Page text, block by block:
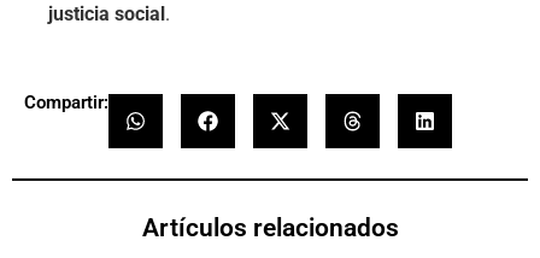
justicia social.
Compartir:
Artículos relacionados